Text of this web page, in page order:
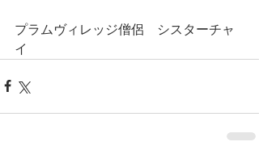
プラムヴィレッジ僧侶　シスターチャ
イ